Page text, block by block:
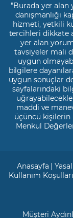
"Burada yer alan
danışmanlığı
hizmeti, yetkili
tercihleri dikkate
yer alan
tavsiyeler mali
uygun
bilgilere
uygun sonuçlar
sayfalarındaki
maddi ve
üçüncü kişilerin
Menkul
Anasayfa |
Kullanım Koşulları
Müşteri